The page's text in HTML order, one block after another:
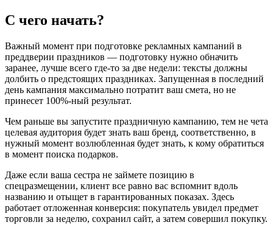
С чего начать?
Важный момент при подготовке рекламных кампаний в
преддверии праздников — подготовку нужно обначить
заранее, лучше всего где-то за две недели: тексты должны
долбить о предстоящих праздниках. Запущенная в последний
день кампания максимально потратит ваш смета, но не
принесет 100%-ный результат.
Чем раньше вы запустите праздничную кампанию, тем не чета
целевая аудитория будет знать ваш бренд, соответственно, в
нужный момент возлюбленная будет знать, к кому обратиться
в момент поиска подарков.
Даже если ваша сестра не займете позицию в
спецразмещении, клиент все равно вас вспомнит вдоль
названию и отыщет в гарантированных показах. Здесь
работает отложенная конверсия: покупатель увидел предмет
торговли за неделю, сохранил сайт, а затем совершил покупку.